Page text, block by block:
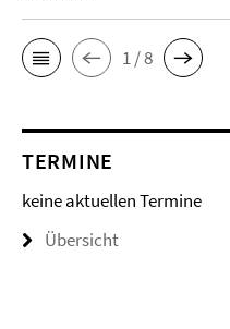
1 / 8
TERMINE
keine aktuellen Termine
Übersicht